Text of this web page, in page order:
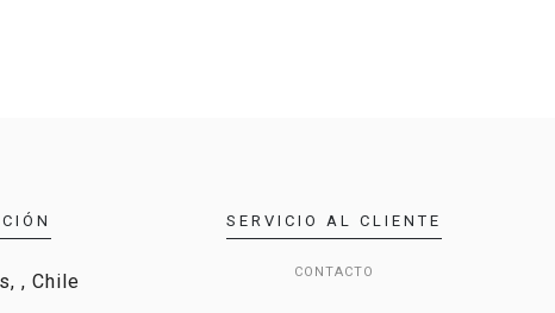
, Chile
SERVICIO AL CLIENTE
CONTACTO